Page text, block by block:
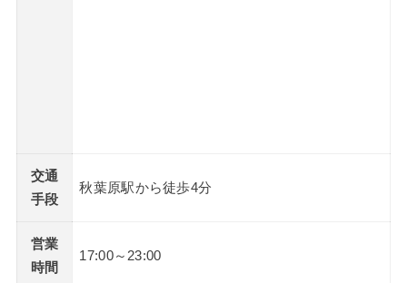
交通
手段
秋葉原駅から徒歩4分
営業
時間
17:00～23:00